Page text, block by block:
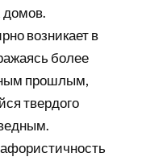
домов.
возникает в
более
прошлым,
твердого